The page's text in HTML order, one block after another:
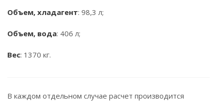
Объем, хладагент: 98,3 л;
Объем, вода: 406 л;
Вес: 1370 кг.
В каждом отдельном случае расчет производится